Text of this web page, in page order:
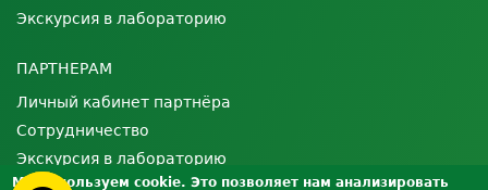
Экскурсия в лабораторию
ПАРТНЕРАМ
Личный кабинет партнёра
Сотрудничество
Экскурсия в лабораторию
Мы используем cookie. Это позволяет нам анализировать